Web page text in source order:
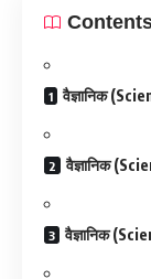
वैज्ञानिक
वैज्ञानिक
वैज्ञानिक